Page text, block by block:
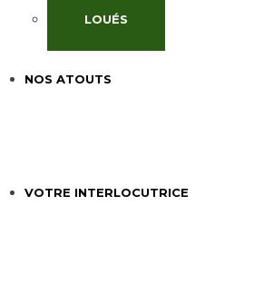
LOUÉS
NOS ATOUTS
VOTRE INTERLOCUTRICE